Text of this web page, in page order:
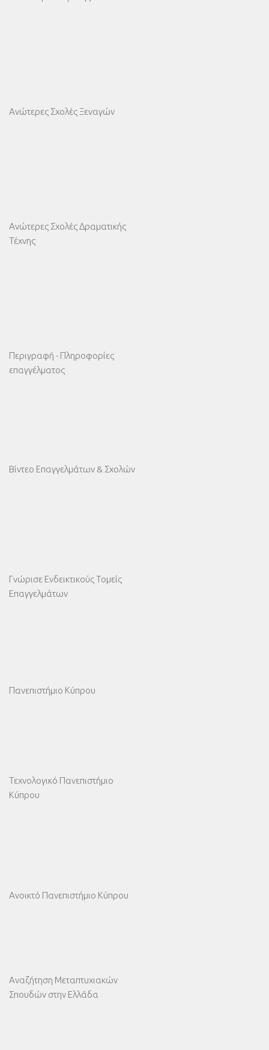
Ανώτερες Σχολές Ξεναγών
Ανώτερες Σχολές Δραματικής
Τέχνης
Περιγραφή - Πληροφορίες
επαγγέλματος
Βίντεο Επαγγελμάτων & Σχολών
Γνώρισε Ενδεικτικούς Τομείς
Επαγγελμάτων
Πανεπιστήμιο Κύπρου
Τεχνολογικό Πανεπιστήμιο
Κύπρου
Ανοικτό Πανεπιστήμιο Κύπρου
Αναζήτηση Μεταπτυχιακών
Σπουδών στην Ελλάδα